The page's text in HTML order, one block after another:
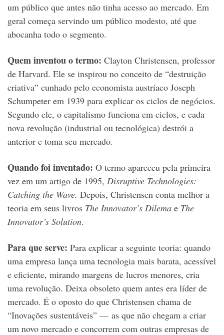
um público que antes não tinha acesso ao mercado. Em
geral começa servindo um público modesto, até que
abocanha todo o segmento.
Quem inventou o termo: Clayton Christensen, professor
de Harvard. Ele se inspirou no conceito de “destruição
criativa” cunhado pelo economista austríaco Joseph
Schumpeter em 1939 para explicar os ciclos de negócios.
Segundo ele, o capitalismo funciona em ciclos, e cada
nova revolução (industrial ou tecnológica) destrói a
anterior e toma seu mercado.
Quando foi inventado: O termo apareceu pela primeira
vez em um artigo de 1995, Disruptive Technologies:
Catching the Wave. Depois, Christensen conta melhor a
teoria em seus livros The Innovator’s Dilema e The
Innovator’s Solution.
Para que serve: Para explicar a seguinte teoria: quando
uma empresa lança uma tecnologia mais barata, acessível
e eficiente, mirando margens de lucros menores, cria
uma revolução. Deixa obsoleto quem antes era líder de
mercado. É o oposto do que Christensen chama de
“Inovações sustentáveis” — as que não chegam a criar
um novo mercado e concorrem com outras empresas de